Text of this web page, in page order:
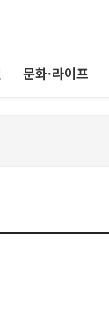
문화·라이프